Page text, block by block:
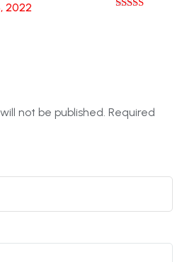
2022
not be published. Required